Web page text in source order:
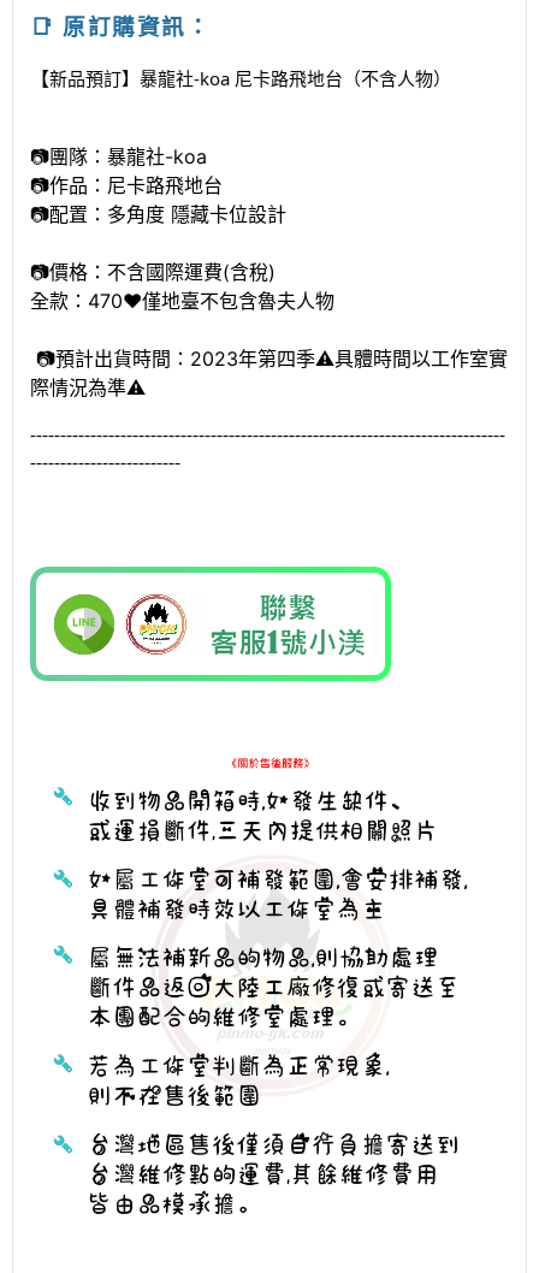
📑 原訂購資訊：
【新品預訂】暴龍社-koa 尼卡路飛地台（不含人物）
📷團隊：暴龍社-koa
📷作品：尼卡路飛地台
📷配置：多角度 隱藏卡位設計
📷價格：不含國際運費(含稅)
全款：470❤️僅地臺不包含魯夫人物
📷預計出貨時間：2023年第四季⚠️具體時間以工作室實
際情況為準⚠️
-------------------------------------------------------------------------------
-------------------------